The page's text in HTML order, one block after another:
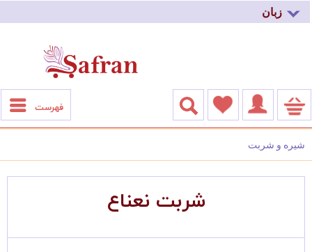
زبان
فهرست
شیره و شربت
شربت نعناع